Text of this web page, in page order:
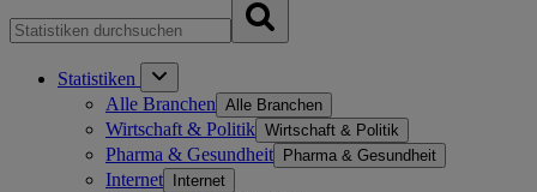
Statistiken
Alle Branchen Alle Branchen
Wirtschaft & Politik Wirtschaft & Politik
Pharma & Gesundheit Pharma & Gesundheit
Internet Internet